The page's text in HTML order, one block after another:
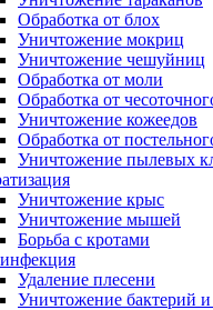
Обработка от блох
Уничтожение мокриц
Уничтожение чешуйниц
Обработка от моли
Обработка от
Уничтожение кожеедов
Обработка от
Уничтожение пылевых
Уничтожение крыс
Уничтожение мышей
Борьба с кротами
Удаление плесени
Уничтожение бактерий и